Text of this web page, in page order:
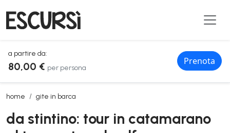
a partire da:
80,00 € per persona
Prenota
home gite in barca
da stintino: tour in catamarano al tramonto nel golfo dell'asinara
da stintino: tour in catamarano